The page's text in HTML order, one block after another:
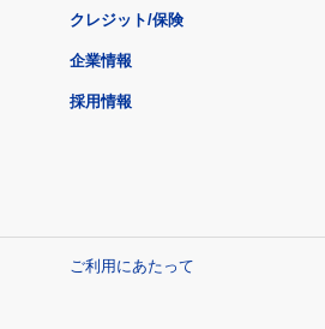
クレジット/保険
企業情報
採用情報
ご利用にあたって